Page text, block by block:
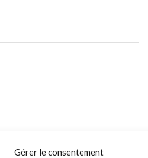
Gérer le consentement